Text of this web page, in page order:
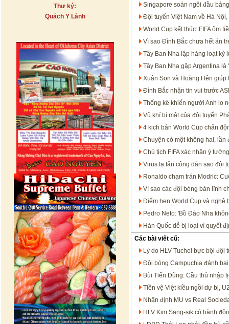
Thư ký:
Quách Y Lành
Singapore soán ngôi đầu
Đội tuyển Việt Nam về Hà
World Cup kết thúc: FIFA ôm
Vì sao Đình Bắc chưa hết án
Tây Ban Nha lập hàng loạt kỷ
Tây Ban Nha gặp Argentina là
Xuân Son và Hoàng Hên giúp
Đình Bắc nhận tin vui trước
Thống kê khiến người Anh lo
Vũ khí bí mật của đội tuyển
4 kịch bản World Cup chấn
Chuyện có một không hai, lần
Chủ tịch FIFA xác nhận ý
Virus lạ tấn công dàn sao đội
Ronaldo chạm trán Modric:
Vì sao các đội bóng bản lĩnh
Điểm hẹn World Cup và nghệ
Pedro Neto: 'Bồ Đào Nha
Hàn Quốc dễ bị loại vì quyết
Các bài viết cũ:
Lý do HLV Tuchel bực bội đội
Đội bóng Campuchia đánh
Bùi Tiến Dũng: Cầu thủ nhập
Tiền vệ Việt kiều ngồi dự bị,
Nhận định MU vs Real
HLV Kim Sang-sik có hành